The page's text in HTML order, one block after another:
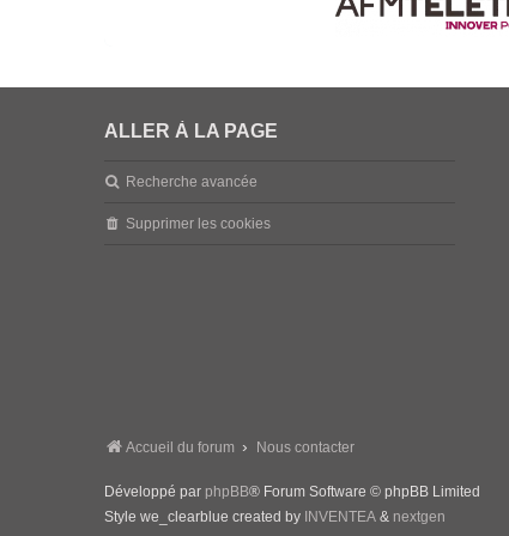
ALLER À LA PAGE
Recherche avancée
Supprimer les cookies
Accueil du forum Nous contacter
Développé par phpBB® Forum Software © phpBB Limited
Style we_clearblue created by INVENTEA & nextgen